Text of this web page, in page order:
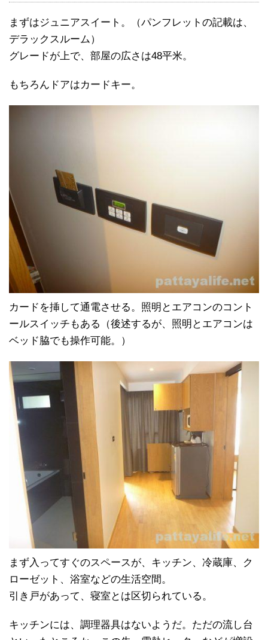
まずはジュニアスイート。（パンフレットの記載は、
デラックスルーム）
グレードが上で、部屋の広さは48平米。
もちろんドアはカードキー。
カードを挿して通電させる。照明とエアコンのコント
ールスイッチもある（後述するが、照明とエアコンは
ベッド脇でも操作可能。）
まず入ってすぐのスペースが、キッチン、冷蔵庫、ク
ローゼット、浴室などの生活空間。
引き戸があって、寝室とは区切られている。
キッチンには、調理器具はないようだ。ただの流し台